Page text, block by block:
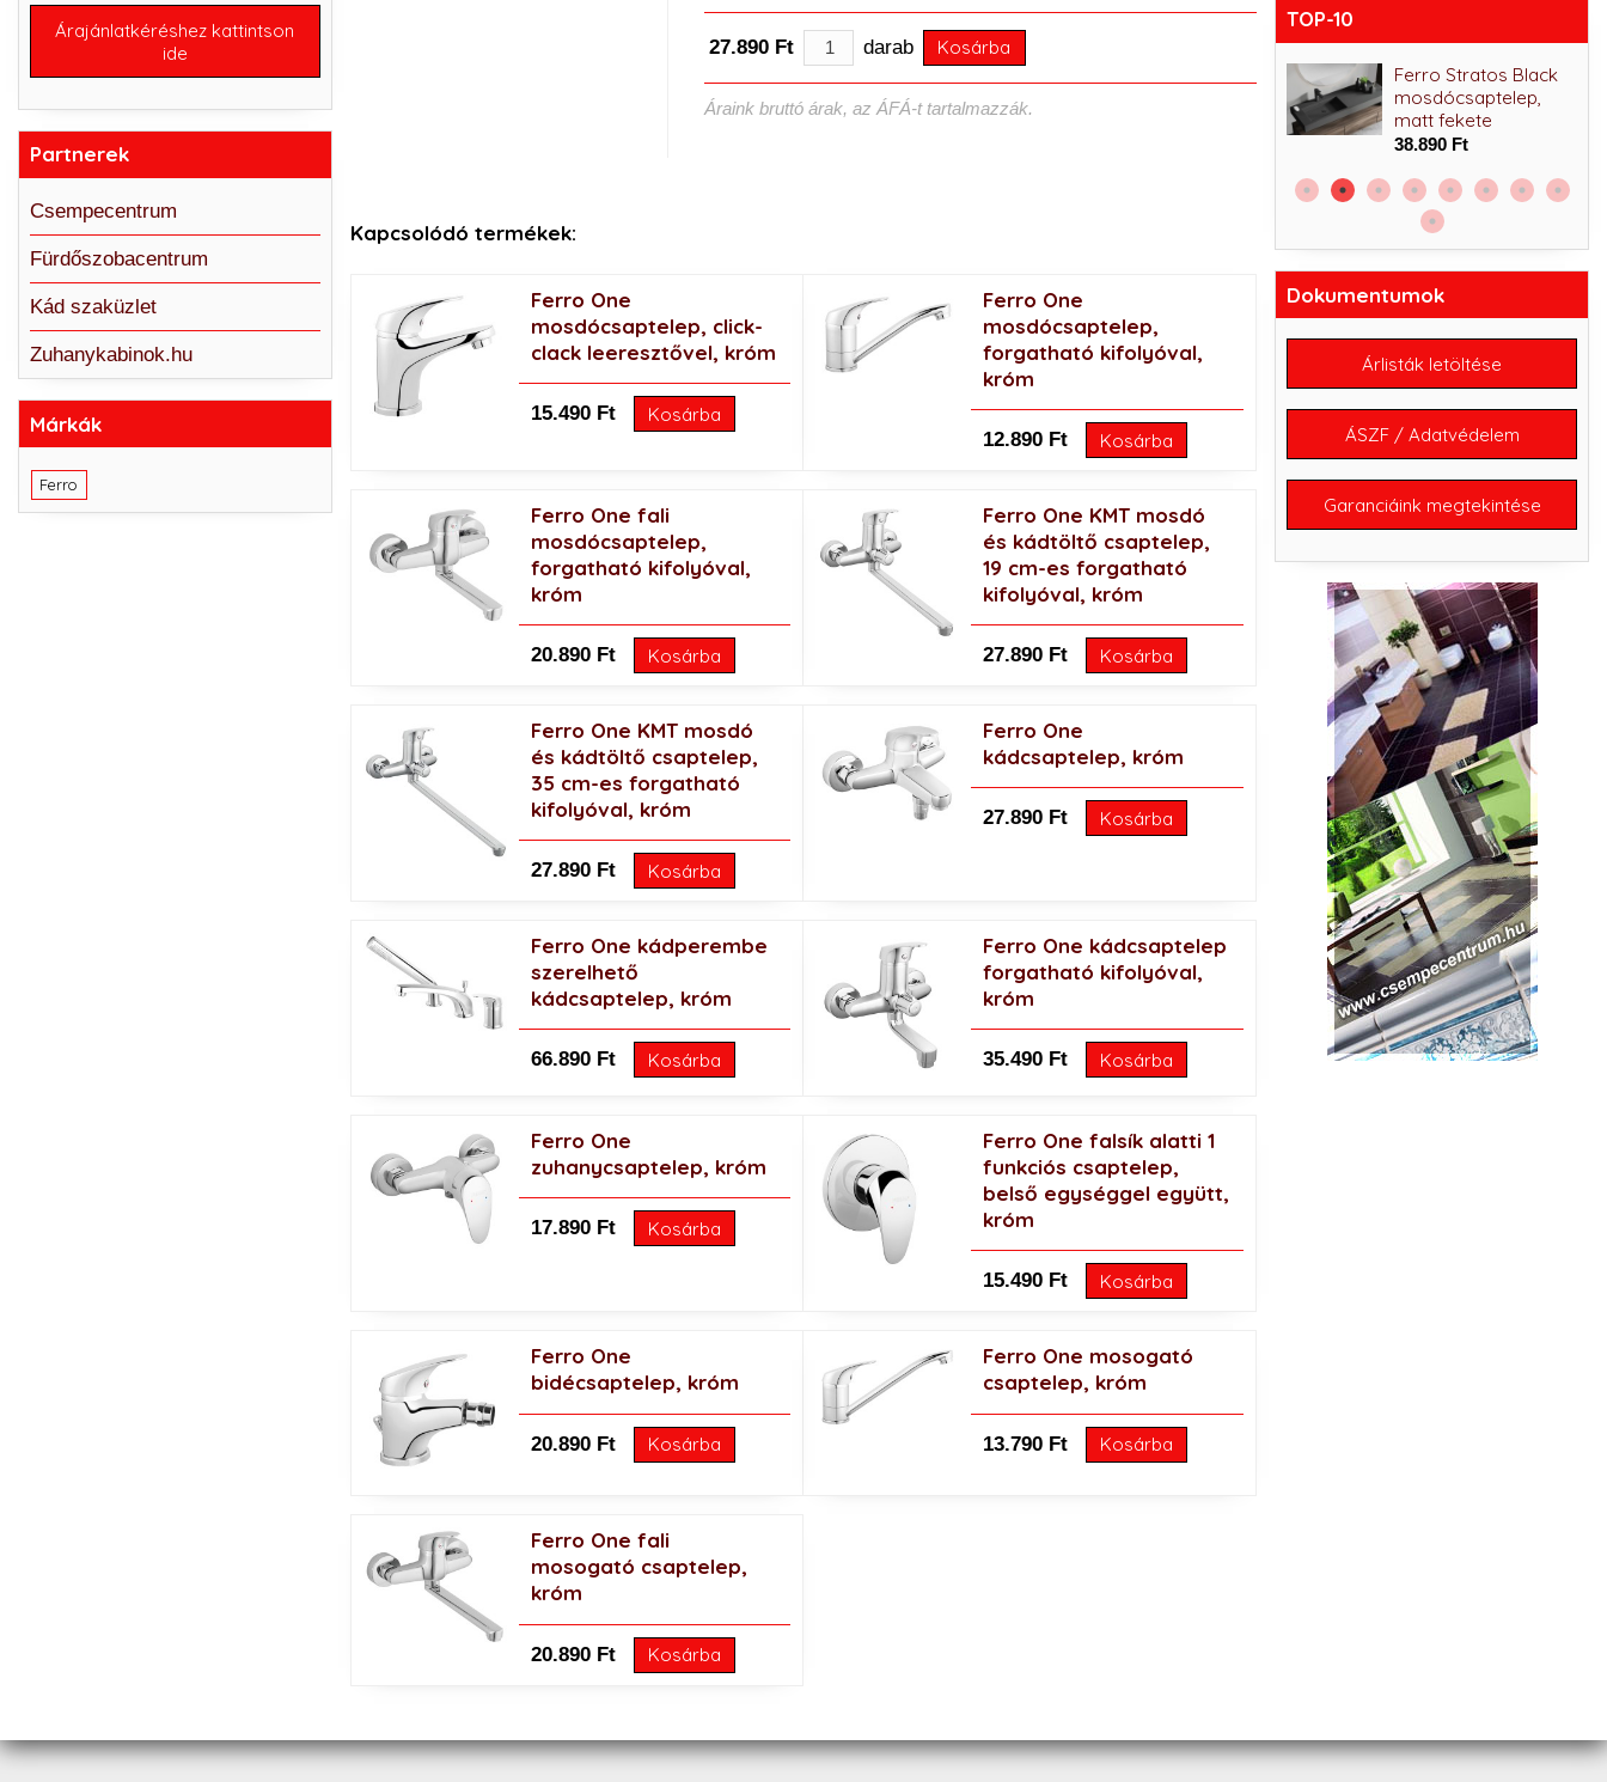
27.890 Ft darab Kosárba
Áraink bruttó árak, az ÁFÁ-t tartalmazzák.
Kapcsolódó termékek:
Ferro One
mosdócsaptelep, click-
clack leeresztővel, króm
15.490 Ft Kosárba
Ferro One
mosdócsaptelep,
forgatható kifolyóval,
króm
12.890 Ft Kosárba
Ferro One fali
mosdócsaptelep,
forgatható kifolyóval,
króm
20.890 Ft Kosárba
Ferro One KMT mosdó
és kádtöltő csaptelep,
19 cm-es forgatható
kifolyóval, króm
27.890 Ft Kosárba
Ferro One KMT mosdó
és kádtöltő csaptelep,
35 cm-es forgatható
kifolyóval, króm
27.890 Ft Kosárba
Ferro One
kádcsaptelep, króm
27.890 Ft Kosárba
Ferro One kádperembe
szerelhető
kádcsaptelep, króm
66.890 Ft Kosárba
Ferro One kádcsaptelep
forgatható kifolyóval,
króm
35.490 Ft Kosárba
Ferro One
zuhanycsaptelep, króm
17.890 Ft Kosárba
Ferro One falsík alatti 1
funkciós csaptelep,
belső egységgel együtt,
króm
15.490 Ft Kosárba
Ferro One
bidécsaptelep, króm
20.890 Ft Kosárba
Ferro One mosogató
csaptelep, króm
13.790 Ft Kosárba
Ferro One fali
mosogató csaptelep,
króm
20.890 Ft Kosárba
Árajánlatkéréshez kattintson
ide
Partnerek
Csempecentrum
Fürdőszobacentrum
Kád szaküzlet
Zuhanykabinok.hu
Márkák
Ferro
TOP-10
Ferro Stratos Black
mosdócsaptelep,
matt fekete
38.890 Ft
Dokumentumok
Árlisták letöltése
ÁSZF / Adatvédelem
Garanciáink megtekintése